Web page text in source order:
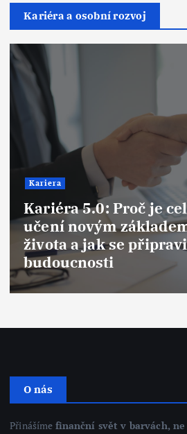
Kariéra a osobní rozvoj
trh práce
Kariera
jak
O nás
Přinášíme finanční svět v barvách,